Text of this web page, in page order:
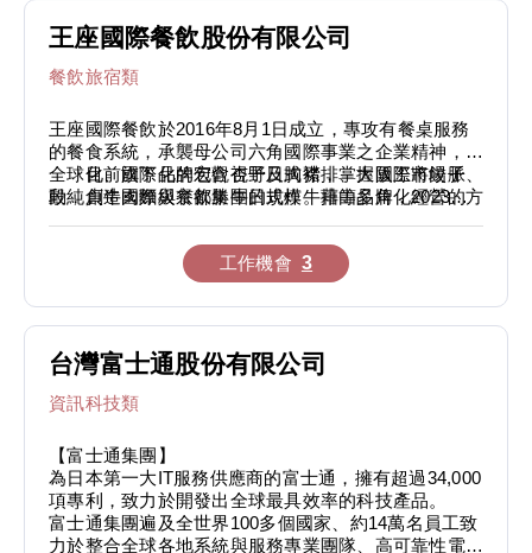
王座國際餐飲股份有限公司
餐飲旅宿類
王座國際餐飲於2016年8月1日成立，專攻有餐桌服務
的餐食系統，承襲母公司六角國際事業之企業精神，以
全球化、國際化的宏觀視野及胸襟，掌握國際市場脈
動，創造國際級餐飲集團的規模。藉由多角化經營的方
展國際市場，將王座國際餐飲建立成為一個「品牌平台
目前旗下品牌包含杏子日式豬排、大阪王將餃子、
段純貞牛肉麵與京都勝牛日式炸牛排等品牌，2023年
擴展旗下自創品牌與代理新品牌之經營範疇。
工作機會 3
台灣富士通股份有限公司
資訊科技類
【富士通集團】
為日本第一大IT服務供應商的富士通，擁有超過34,000
項專利，致力於開發出全球最具效率的科技產品。
富士通集團遍及全世界100多個國家、約14萬名員工致
力於整合全球各地系統與服務專業團隊、高可靠性電腦